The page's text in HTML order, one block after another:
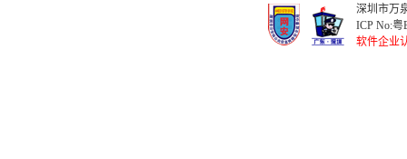
深圳市万
ICP No:粤
软件企业